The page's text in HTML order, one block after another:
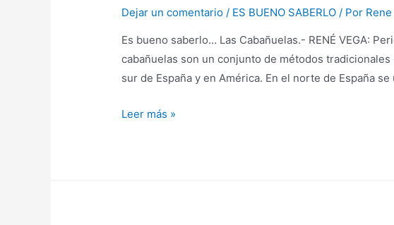
Dejar un comentario / ES BUENO SABERLO / Por
Es bueno saberlo… Las Cabañuelas.- RENÉ VEGA:
cabañuelas son un conjunto de métodos
sur de España y en América. En el norte de España
Leer más »